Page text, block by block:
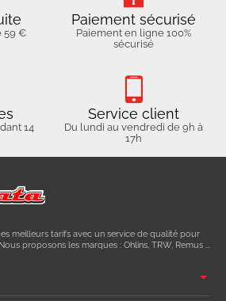
59 €
Paiement sécurisé
Paiement en ligne 100%
sécurisé
14
Service client
Du lundi au vendredi de 9h à
17h
meilleurs tarifs avec un service de qualité pour
proposons les marques : Ohlins, TRW, Remus ...